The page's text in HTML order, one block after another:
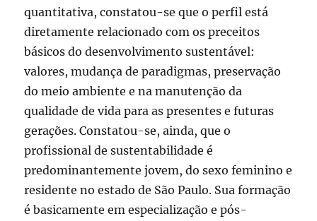
quantitativa, constatou-se que o perfil está
diretamente relacionado com os preceitos
básicos do desenvolvimento sustentável:
valores, mudança de paradigmas, preservação
do meio ambiente e na manutenção da
qualidade de vida para as presentes e futuras
gerações. Constatou-se, ainda, que o
profissional de sustentabilidade é
predominantemente jovem, do sexo feminino e
residente no estado de São Paulo. Sua formação
é basicamente em especialização e pós-